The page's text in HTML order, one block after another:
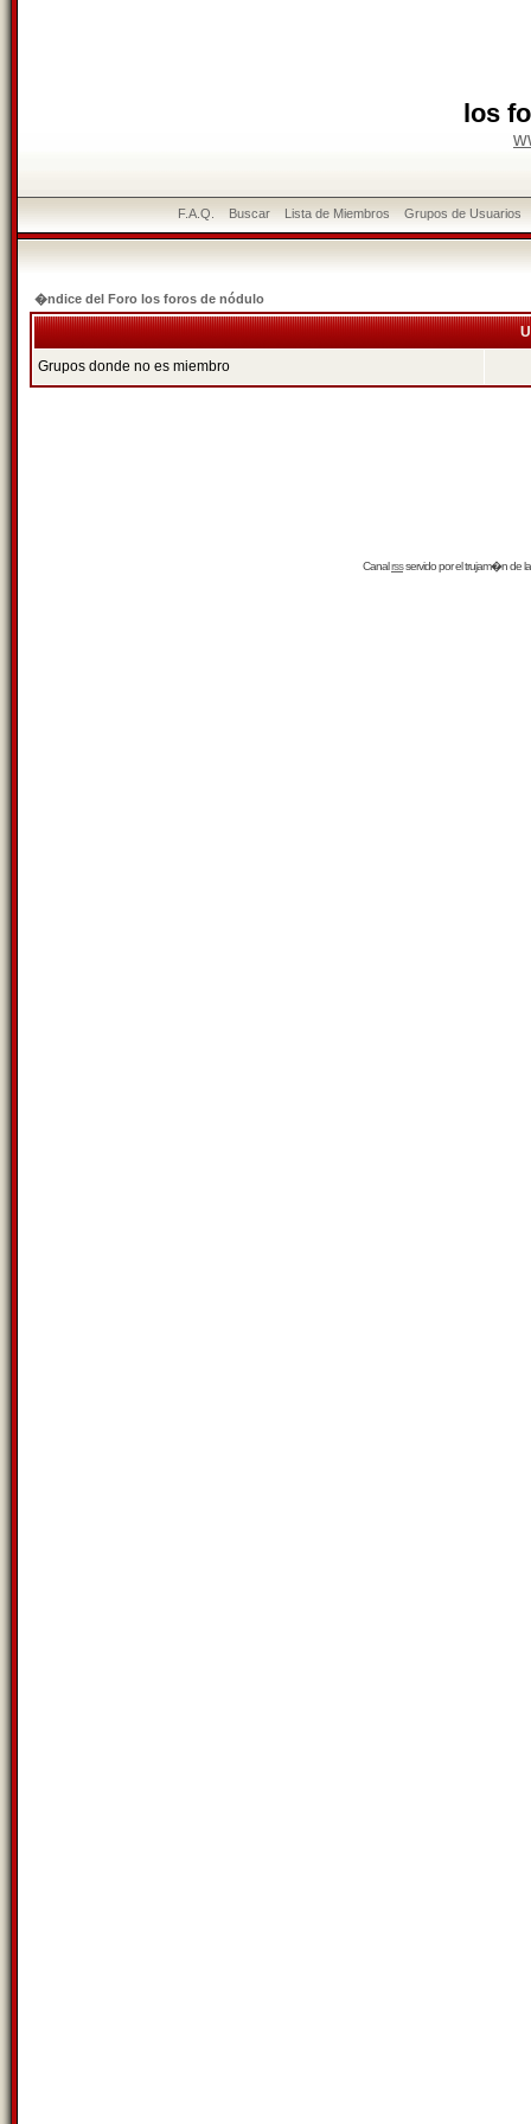
los
F.A.Q. Buscar Lista de Miembros Grupos de Usuarios
�ndice del Foro los foros de nódulo
Grupos donde no es miembro
Canalrssservido por eltrujam�nde